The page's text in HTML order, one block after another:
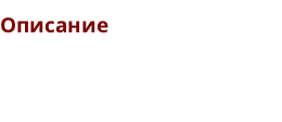
Описание